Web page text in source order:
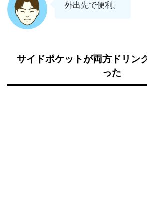
外出先で便利。
サイドポケットが両方ドリン
った